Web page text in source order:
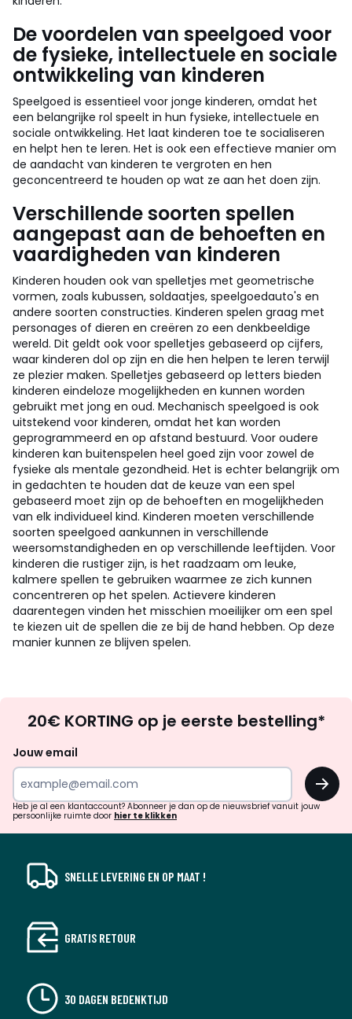
De voordelen van speelgoed voor
de fysieke, intellectuele en sociale
ontwikkeling van kinderen
Speelgoed is essentieel voor jonge kinderen, omdat het
een belangrijke rol speelt in hun fysieke, intellectuele en
sociale ontwikkeling. Het laat kinderen toe te socialiseren
en helpt hen te leren. Het is ook een effectieve manier om
de aandacht van kinderen te vergroten en hen
geconcentreerd te houden op wat ze aan het doen zijn.
Verschillende soorten spellen
aangepast aan de behoeften en
vaardigheden van kinderen
Kinderen houden ook van spelletjes met geometrische
vormen, zoals kubussen, soldaatjes, speelgoedauto's en
andere soorten constructies. Kinderen spelen graag met
personages of dieren en creëren zo een denkbeeldige
wereld. Dit geldt ook voor spelletjes gebaseerd op cijfers,
waar kinderen dol op zijn en die hen helpen te leren terwijl
ze plezier maken. Spelletjes gebaseerd op letters bieden
kinderen eindeloze mogelijkheden en kunnen worden
gebruikt met jong en oud. Mechanisch speelgoed is ook
uitstekend voor kinderen, omdat het kan worden
geprogrammeerd en op afstand bestuurd. Voor oudere
kinderen kan buitenspelen heel goed zijn voor zowel de
fysieke als mentale gezondheid. Het is echter belangrijk om
in gedachten te houden dat de keuze van een spel
gebaseerd moet zijn op de behoeften en mogelijkheden
van elk individueel kind. Kinderen moeten verschillende
soorten speelgoed aankunnen in verschillende
weersomstandigheden en op verschillende leeftijden. Voor
kinderen die rustiger zijn, is het raadzaam om leuke,
kalmere spellen te gebruiken waarmee ze zich kunnen
concentreren op het spelen. Actievere kinderen
daarentegen vinden het misschien moeilijker om een spel
te kiezen uit de spellen die ze bij de hand hebben. Op deze
manier kunnen ze blijven spelen.
zoek
inspiratie
verrassingen?
20€ KORTING op je eerste bestelling*
Jouw email
OK
Heb je al een klantaccount? Abonneer je dan op de nieuwsbrief vanuit jouw
persoonlijke ruimte door hier te klikken
SNELLE LEVERING EN OP MAAT !
GRATIS RETOUR
30 DAGEN BEDENKTIJD